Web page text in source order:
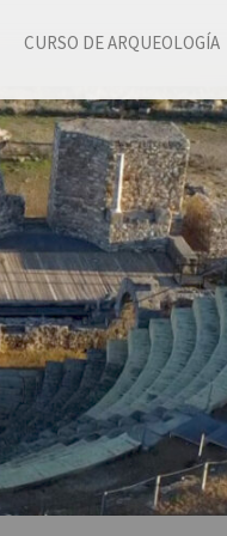
CURSO DE ARQUEOLOGÍA